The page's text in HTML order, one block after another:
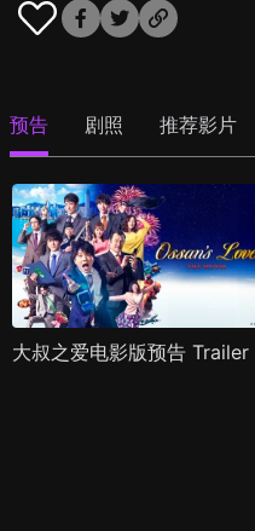
预告 剧照 推荐影片
大叔之爱电影版预告 Trailer